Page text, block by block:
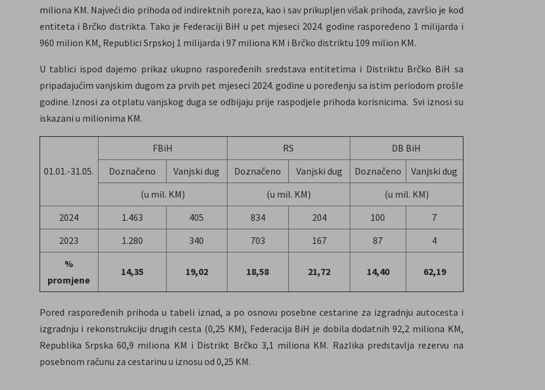
miliona KM. Najveći dio prihoda od indirektnih poreza, kao i sav prikupljen višak prihoda, završio je kod
entiteta i Brčko distrikta. Tako je Federaciji BiH u pet mjeseci 2024. godine raspoređeno 1 milijarda i
960 milion KM, Republici Srpskoj 1 milijarda i 97 miliona KM i Brčko distriktu 109 milion KM.
U tablici ispod dajemo prikaz ukupno raspoređenih sredstava entitetima i Distriktu Brčko BiH sa
pripadajućim vanjskim dugom za prvih pet mjeseci 2024. godine u poređenju sa istim periodom prošle
godine. Iznosi za otplatu vanjskog duga se odbijaju prije raspodjele prihoda korisnicima. Svi iznosi su
iskazani u milionima KM.
01.01.-31.05.
FBiH RS
DB BiH
Doznačeno
Vanjski dug Doznačeno Vanjski dug Doznačeno
Vanjski dug
(u mil. KM)
(u mil. KM)
(u mil. KM)
2024
1.463 405 834 204 100
7
2023
1.280 340 703 167 87
4
%
promjene
14,35 19,02 18,58 21,72 14,40 62,19
Pored raspoređenih prihoda u tabeli iznad, a po osnovu posebne cestarine za izgradnju autocesta i
izgradnju i rekonstrukciju drugih cesta (0,25 KM), Federacija BiH je dobila dodatnih 92,2 miliona KM,
Republika Srpska 60,9 miliona KM i Distrikt Brčko 3,1 miliona KM. Razlika predstavlja rezervu na
posebnom računu za cestarinu u iznosu od 0,25 KM.